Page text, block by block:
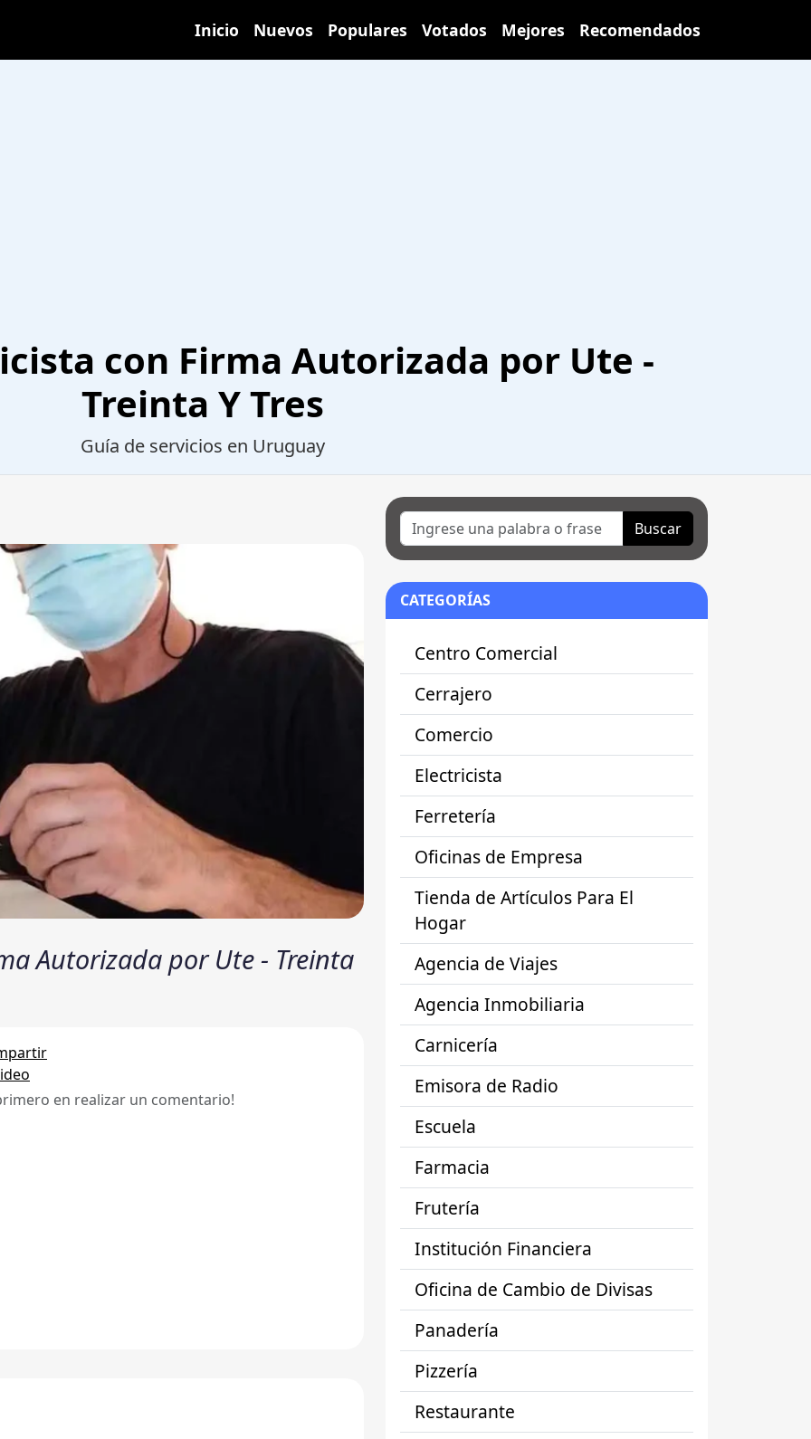
Inicio Nuevos Populares Votados Mejores Recomendados
con Firma Autorizada por Ute -
Treinta Y Tres
Guía de servicios en Uruguay
Autorizada por Ute - Treinta
en realizar un comentario!
Buscar
CATEGORÍAS
Centro Comercial
Cerrajero
Comercio
Electricista
Ferretería
Oficinas de Empresa
Tienda de Artículos Para El
Hogar
Agencia de Viajes
Agencia Inmobiliaria
Carnicería
Emisora de Radio
Escuela
Farmacia
Frutería
Institución Financiera
Oficina de Cambio de Divisas
Panadería
Pizzería
Restaurante